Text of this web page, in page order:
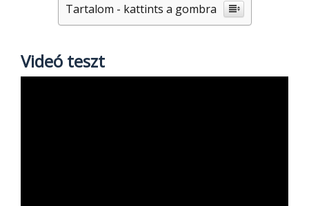
Tartalom - kattints a gombra
Videó teszt